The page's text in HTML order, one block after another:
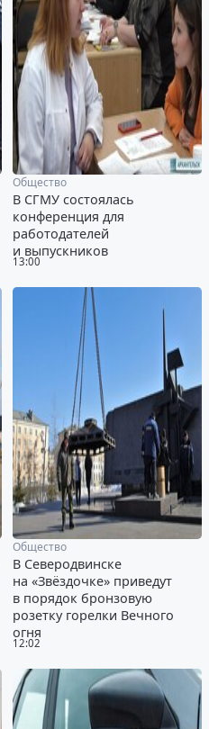
13:00
Общество
В СГМУ состоялась
конференция для
работодателей
и выпускников
12:02
Общество
В Северодвинске
на «Звёздочке» приведут
в порядок бронзовую
розетку горелки Вечного
огня